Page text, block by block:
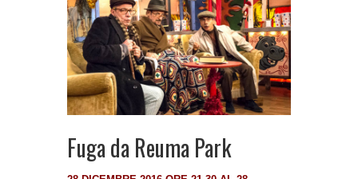
Fuga da Reuma Park